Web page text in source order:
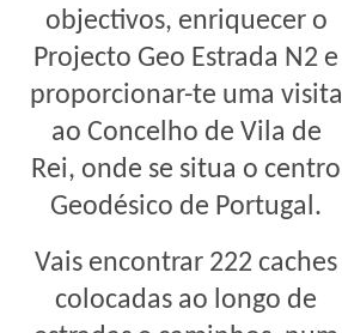
objectivos, enriquecer o
Projecto Geo Estrada N2 e
proporcionar-te uma visita
ao Concelho de Vila de
Rei, onde se situa o centro
Geodésico de Portugal.
Vais encontrar 222 caches
colocadas ao longo de